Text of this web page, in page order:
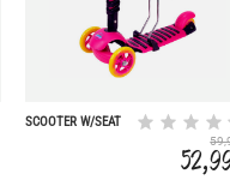
SCOOTER W/SEAT